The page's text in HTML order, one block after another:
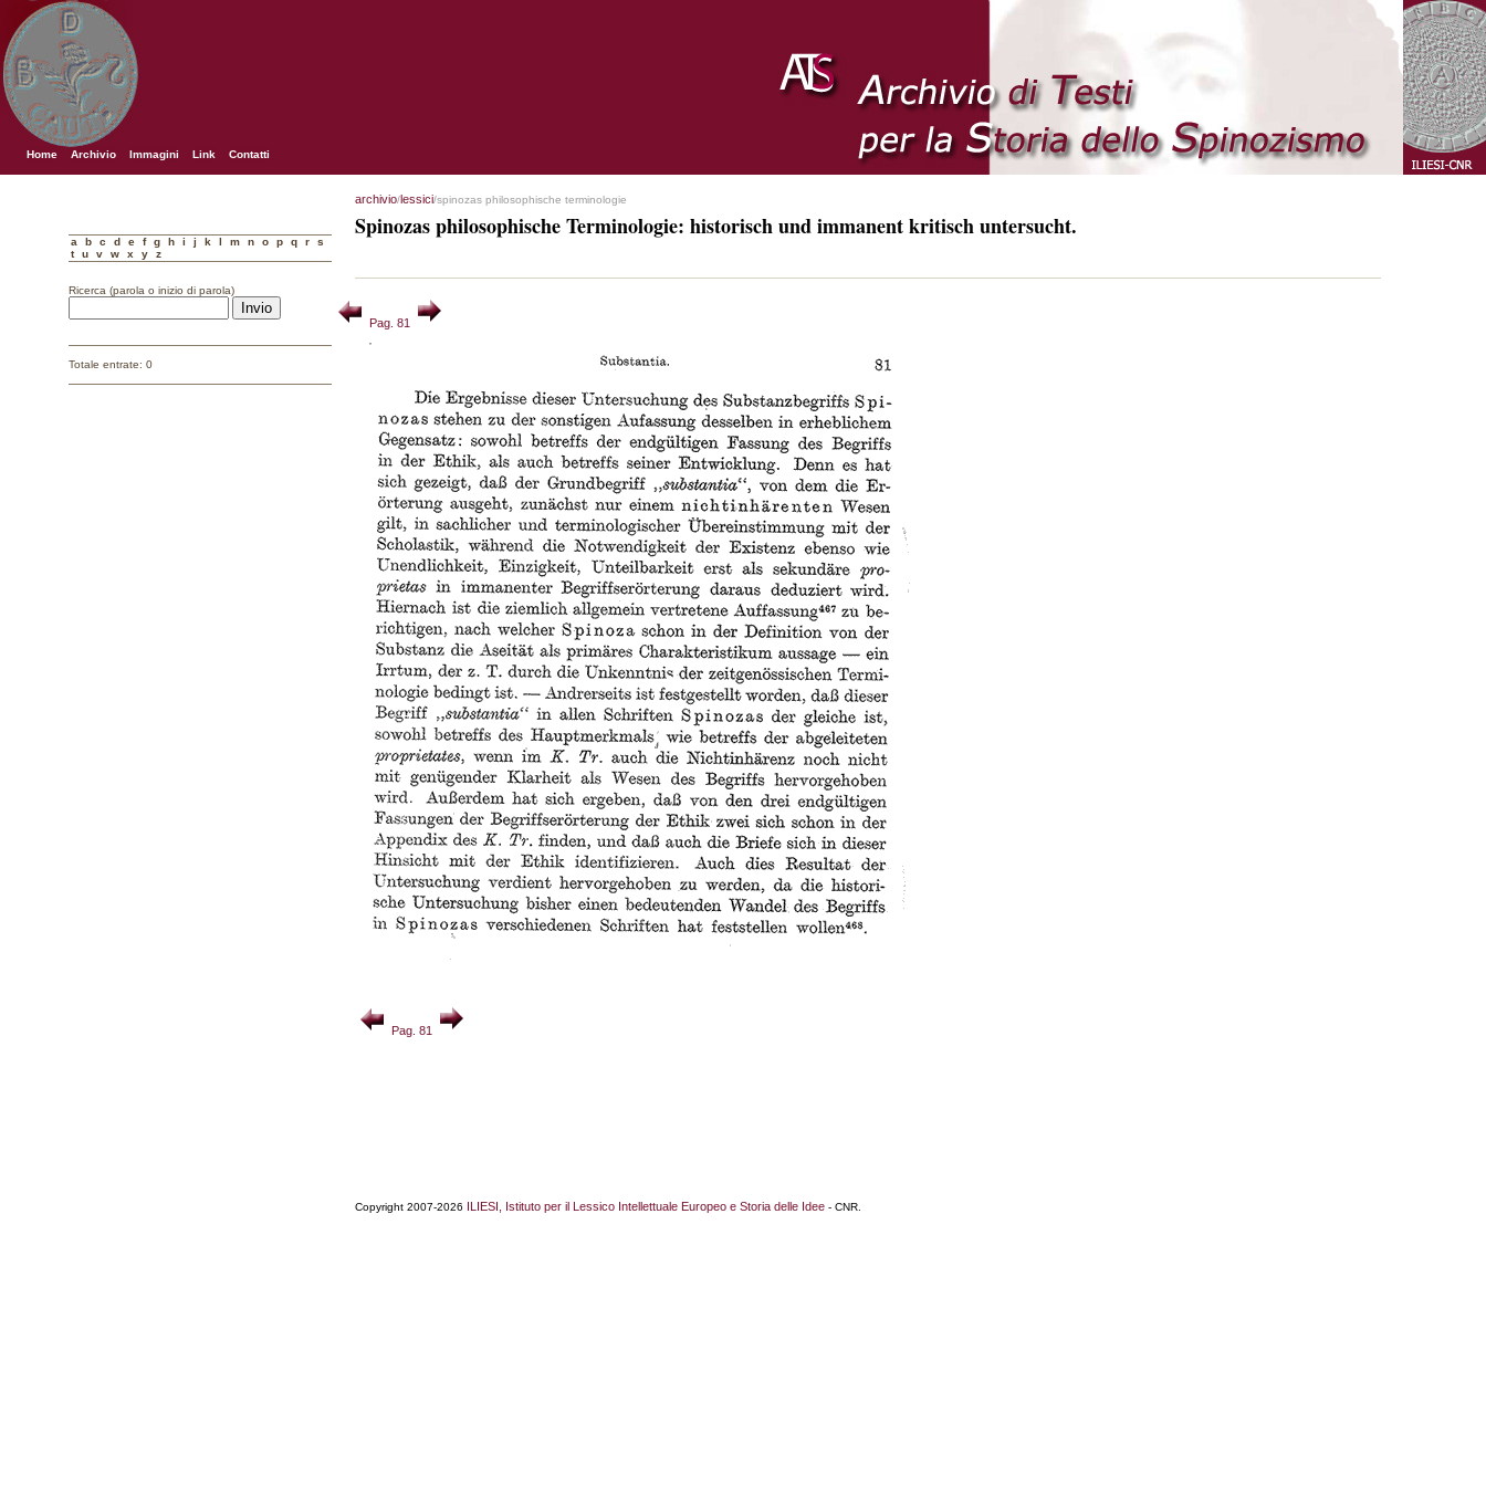
Home Archivio Immagini Link Contatti
a b c d e f g h i j k l m n o p q r
s
t
u v w x y z
Ricerca (parola o inizio di parola)
Totale entrate: 0
archivio/lessici/spinozas philosophische terminologie
Spinozas philosophische Terminologie: historisch und immanent kritisch untersucht.
Pag. 81
Pag. 81
Copyright 2007-2026 ILIESI, Istituto per il Lessico Intellettuale Europeo e Storia delle Idee - CNR.